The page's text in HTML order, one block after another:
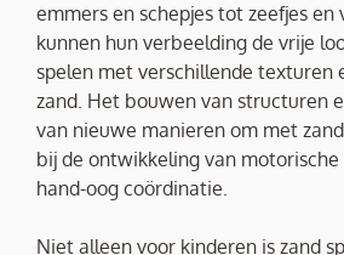
emmers en schepjes tot zeefjes en
kunnen hun verbeelding de vrije
spelen met verschillende texturen
zand. Het bouwen van structuren
van nieuwe manieren om met
bij de ontwikkeling van
hand-oog coördinatie.
Niet alleen voor kinderen is zand